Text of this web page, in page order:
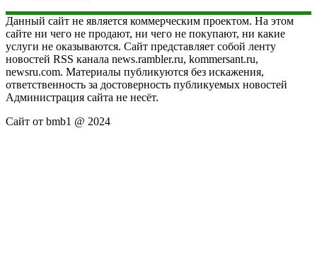
Данный сайт не является коммерческим проектом. На этом
сайте ни чего не продают, ни чего не покупают, ни какие
услуги не оказываются. Сайт представляет собой ленту
новостей RSS канала news.rambler.ru, kommersant.ru,
newsru.com. Материалы публикуются без искажения,
ответственность за достоверность публикуемых новостей
Администрация сайта не несёт.
Сайт от bmb1 @ 2024